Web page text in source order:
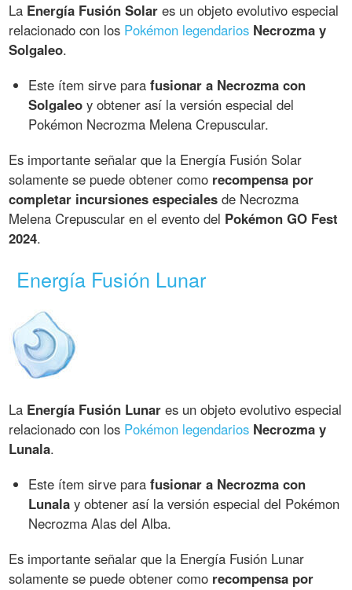
La Energía Fusión Solar es un objeto evolutivo especial
relacionado con los Pokémon legendarios Necrozma y
Solgaleo.
Este ítem sirve parafusionar a Necrozma con
Solgaleo y obtener así la versión especial del
Pokémon Necrozma Melena Crepuscular.
Es importante señalar que la Energía Fusión Solar
solamente se puede obtener como recompensa por
completar incursiones especiales de Necrozma
Melena Crepuscular en el evento del Pokémon GO Fest
2024.
Energía Fusión Lunar
La Energía Fusión Lunar es un objeto evolutivo especial
relacionado con los Pokémon legendarios Necrozma y
Lunala.
Este ítem sirve parafusionar a Necrozma con
Lunala y obtener así la versión especial del Pokémon
Necrozma Alas del Alba.
Es importante señalar que la Energía Fusión Lunar
solamente se puede obtener como recompensa por